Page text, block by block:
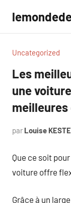
contenu
Uncategorized
Les
une
par Louise
Que ce soit
voiture offre
Grâce à un